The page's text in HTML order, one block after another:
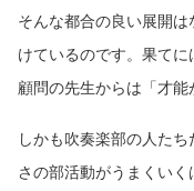
そんな都合の良い展開
けているのです。果てに
顧問の先生からは「才能
しかも吹奏楽部の人た
さの部活動がうまくいく